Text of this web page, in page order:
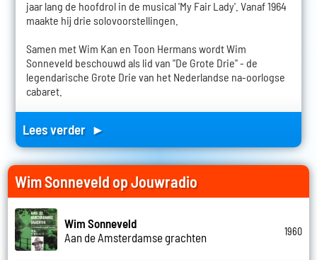
jaar lang de hoofdrol in de musical 'My Fair Lady'. Vanaf 1964
maakte hij drie solovoorstellingen.
Samen met Wim Kan en Toon Hermans wordt Wim
Sonneveld beschouwd als lid van "De Grote Drie" - de
legendarische Grote Drie van het Nederlandse na-oorlogse
cabaret.
Lees verder ►
Wim Sonneveld op Jouwradio
Wim Sonneveld
Aan de Amsterdamse grachten
1960